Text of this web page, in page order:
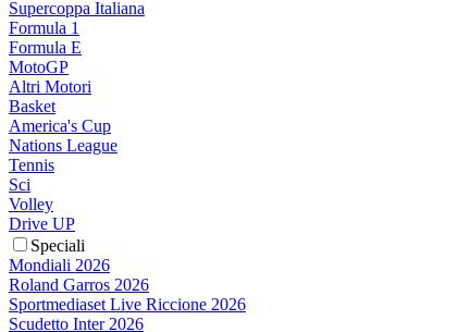
Supercoppa Italiana
Formula 1
Formula E
MotoGP
Altri Motori
Basket
America's Cup
Nations League
Tennis
Sci
Volley
Drive UP
Speciali
Mondiali 2026
Roland Garros 2026
Sportmediaset Live Riccione 2026
Scudetto Inter 2026